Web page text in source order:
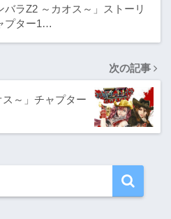
バラZ2 ～カオス～」ストーリ
プター1…
次の記事
ス～」チャプター